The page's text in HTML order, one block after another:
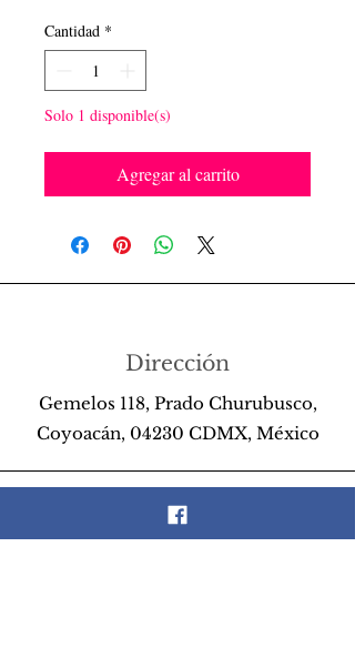
Cantidad *
Solo 1 disponible(s)
Agregar al carrito
Dirección
Gemelos 118, Prado Churubusco,
Coyoacán, 04230 CDMX, México
Teléfono